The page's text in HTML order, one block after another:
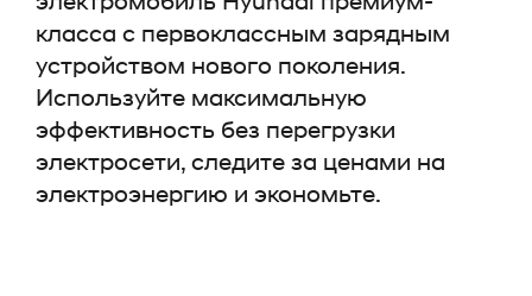
класса с первоклассным зарядным
устройством нового поколения.
Используйте максимальную
эффективность без перегрузки
электросети, следите за ценами на
электроэнергию и экономьте.